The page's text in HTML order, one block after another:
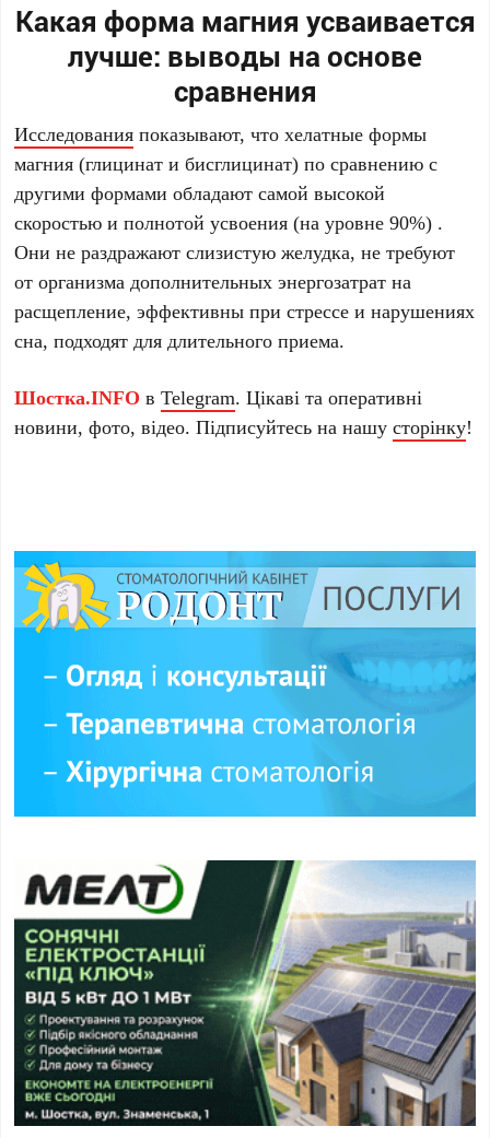
Какая форма магния усваивается
лучше: выводы на основе
сравнения
Исследования показывают, что хелатные формы
магния (глицинат и бисглицинат) по сравнению с
другими формами обладают самой высокой
скоростью и полнотой усвоения (на уровне 90%) .
Они не раздражают слизистую желудка, не требуют
от организма дополнительных энергозатрат на
расщепление, эффективны при стрессе и нарушениях
сна, подходят для длительного приема.
Шостка.INFO вTelegram. Цікаві та оперативні
новини, фото, відео. Підписуйтесь на нашусторінку!